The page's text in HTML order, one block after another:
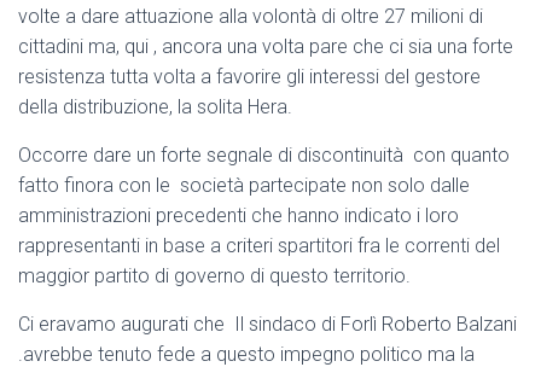
volte a dare attuazione alla volontà di oltre 27 milioni di
cittadini ma, qui , ancora una volta pare che ci sia una forte
resistenza tutta volta a favorire gli interessi del gestore
della distribuzione, la solita Hera.
Occorre dare un forte segnale di discontinuità con quanto
fatto finora con le società partecipate non solo dalle
amministrazioni precedenti che hanno indicato i loro
rappresentanti in base a criteri spartitori fra le correnti del
maggior partito di governo di questo territorio.
Ci eravamo augurati che Il sindaco di Forlì Roberto Balzani
.avrebbe tenuto fede a questo impegno politico ma la